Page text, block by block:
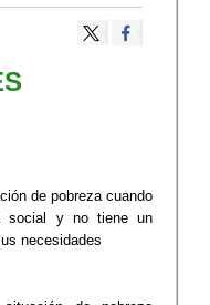
de pobreza cuando
social y no tiene un
necesidades